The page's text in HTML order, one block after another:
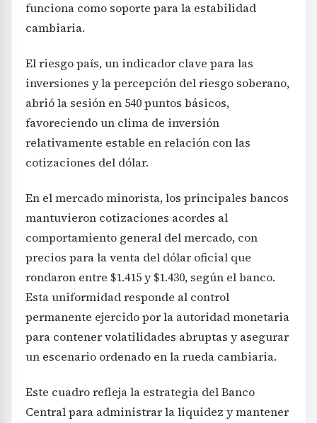
funciona como soporte para la estabilidad
cambiaria.
El riesgo país, un indicador clave para las
inversiones y la percepción del riesgo soberano,
abrió la sesión en 540 puntos básicos,
favoreciendo un clima de inversión
relativamente estable en relación con las
cotizaciones del dólar.
En el mercado minorista, los principales bancos
mantuvieron cotizaciones acordes al
comportamiento general del mercado, con
precios para la venta del dólar oficial que
rondaron entre $1.415 y $1.430, según el banco.
Esta uniformidad responde al control
permanente ejercido por la autoridad monetaria
para contener volatilidades abruptas y asegurar
un escenario ordenado en la rueda cambiaria.
Este cuadro refleja la estrategia del Banco
Central para administrar la liquidez y mantener